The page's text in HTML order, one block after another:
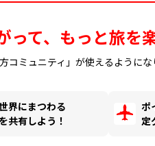
て、もっと旅を
コミュニティ」が使えるようにな
界にまつわる
共有しよう！
ポ
定